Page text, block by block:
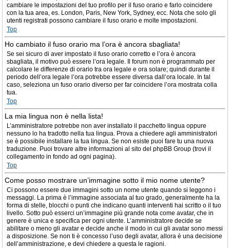
cambiare le impostazioni del tuo profilo per il fuso orario e farlo coincidere
con la tua area, es. London, Paris, New York, Sydney, ecc. Nota che solo gli
utenti registrati possono cambiare il fuso orario e molte impostazioni.
Top
Ho cambiato il fuso orario ma l’ora è ancora sbagliata!
Se sei sicuro di aver impostato il fuso orario corretto e l’ora è ancora
sbagliata, il motivo può essere l’ora legale. Il forum non è programmato per
calcolare le differenze di orario tra ora legale e ora solare; quindi durante il
periodo dell’ora legale l’ora potrebbe essere diversa dall’ora locale. In tal
caso, seleziona un fuso orario diverso per far coincidere l’ora mostrata colla
tua.
Top
La mia lingua non è nella lista!
L’amministratore potrebbe non aver installato il pacchetto lingua oppure
nessuno lo ha tradotto nella tua lingua. Prova a chiedere agli amministratori
se è possibile installare la tua lingua. Se non esiste puoi fare tu una nuova
traduzione. Puoi trovare altre informazioni al sito del phpBB Group (trovi il
collegamento in fondo ad ogni pagina).
Top
Come posso mostrare un’immagine sotto il mio nome utente?
Ci possono essere due immagini sotto un nome utente quando si leggono i
messaggi. La prima è l’immagine associata al tuo grado, generalmente ha la
forma di stelle, blocchi o punti che indicano quanti interventi hai scritto o il tuo
livello. Sotto può esserci un’immagine più grande nota come avatar, che in
genere è unica e specifica per ogni utente. L’amministratore decide se
abilitare o meno gli avatar e decide anche il modo in cui gli avatar sono messi
a disposizione. Se non ti è concesso l’uso degli avatar, allora è una decisione
dell’amministrazione, e devi chiedere a questa le ragioni.